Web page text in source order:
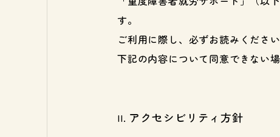
す。
ご利用に際し、必ずお読みください
下記の内容について同意できない
アクセシビリティ方針